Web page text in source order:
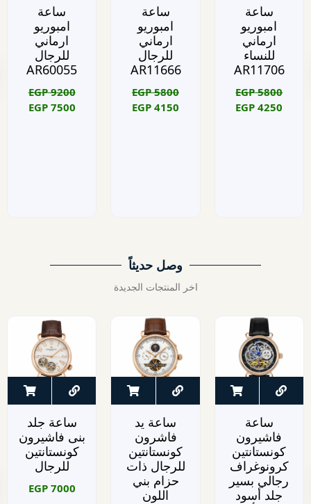
ساعة
امبوريو
ارماني
للنساء
AR11706
EGP5800
EGP 4250
ساعة
امبوريو
ارماني
للرجال
AR11666
EGP5800
EGP 4150
ساعة
امبوريو
ارماني
للرجال
AR60055
EGP9200
EGP7500
وصل حديثاً
اخر المنتجات الجديدة
ساعة
فاشيرون
كونستانتين
كرونوغراف
رجالي بسير
جلد أسود
ساعة يد
فاشرون
كونستانتين
للرجال ذات
حزام بني
اللون
ساعة جلد
بنى فاشيرون
كونستانتين
للرجال
EGP7000